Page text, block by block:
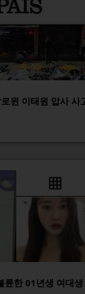
윈 이태원 압사 사
륜한 01년생 여대생